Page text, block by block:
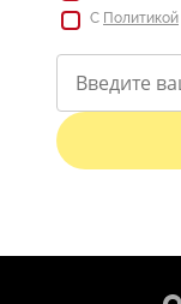
С Политикой